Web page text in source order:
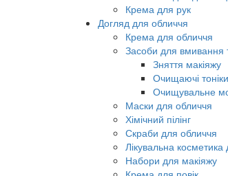
Крема для рук
Догляд для обличчя
Крема для обличчя
Засоби для вмивання
Зняття макіяжу
Очищаючі тоніки
Очищувальне
Маски для обличчя
Хімічний пілінг
Скраби для обличчя
Лікувальна
Набори для макіяжу